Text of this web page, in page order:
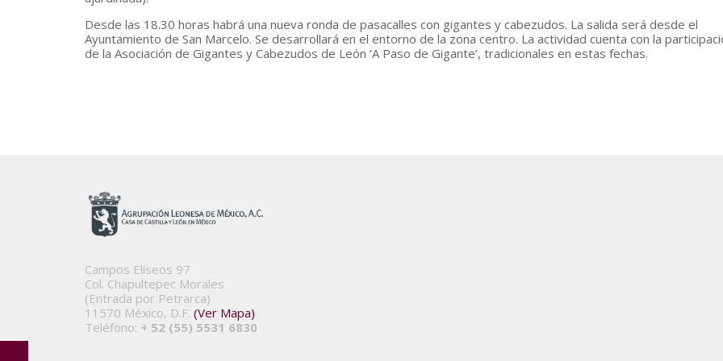
Desde las 18.30 horas habrá una nueva ronda de pasacalles con gigantes y cabezudos. La salida será desde el
Ayuntamiento de San Marcelo. Se desarrollará en el entorno de la zona centro. La actividad cuenta con la
de la Asociación de Gigantes y Cabezudos de León ‘A Paso de Gigante’, tradicionales en estas fechas.
Campos Elíseos 97
Col. Chapultepec Morales
(Entrada por Petrarca)
11570 México, D.F. (Ver Mapa)
Teléfono: + 52 (55) 5531 6830